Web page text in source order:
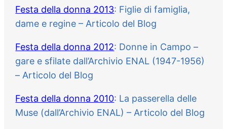
Festa della donna 2013: Figlie di famiglia,
dame e regine – Articolo del Blog
Festa della donna 2012: Donne in Campo –
gare e sfilate dall’Archivio ENAL (1947-1956)
– Articolo del Blog
Festa della donna 2010: La passerella delle
Muse (dall’Archivio ENAL) – Articolo del Blog